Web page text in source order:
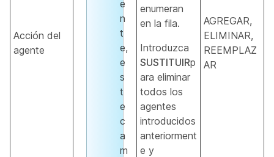
Acción del
agente
e
n
t
e,
e
s
t
e
c
a
m
enumeran
en la fila.
Introduzca
SUSTITUIRp
ara eliminar
todos los
agentes
introducidos
anteriorment
e y
AGREGAR,
ELIMINAR,
REEMPLAZ
AR